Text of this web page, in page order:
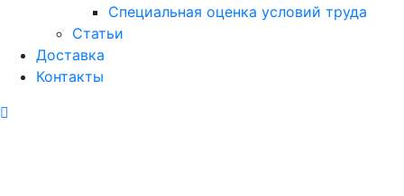
Специальная оценка условий труда
Статьи
Доставка
Контакты